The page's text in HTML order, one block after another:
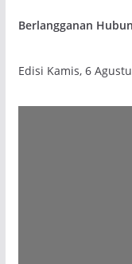
Berlangganan
Edisi Kamis, 6